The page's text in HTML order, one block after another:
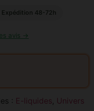
Expédition 48-72h
avis →
: E-liquides, Univers